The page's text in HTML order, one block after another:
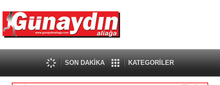
SON DAKİKA KATEGORİLER